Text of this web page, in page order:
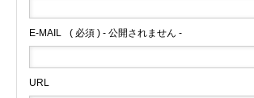
E-MAIL ( 必須 ) - 公開されません -
URL